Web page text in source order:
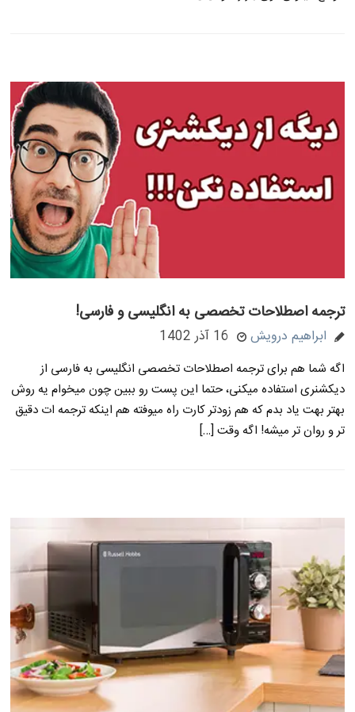
ترجمه اصطلاحات تخصصی به انگلیسی و فارسی!
ابراهیم درویش 16 آذر 1402
اگه شما هم برای ترجمه اصطلاحات تخصصی انگلیسی به فارسی از
دیکشنری استفاده میکنی، حتما این پست رو ببین چون میخوام یه روش
بهتر بهت یاد بدم که هم زودتر کارت راه میوفته هم اینکه ترجمه ات دقیق
تر و روان تر میشه! اگه وقت […]